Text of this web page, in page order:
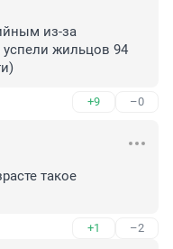
из-за
успели жильцов 94
+9 –0
такое
+1 –2